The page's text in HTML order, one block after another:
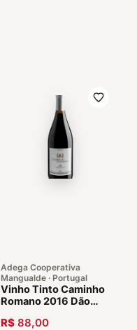
Adega Cooperativa
Mangualde · Portugal
Vinho Tinto Caminho
Romano 2016 Dão
R$ 88,00